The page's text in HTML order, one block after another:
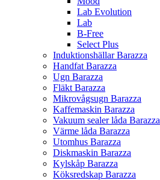
Lab Evolution
Lab
B-Free
Select Plus
Induktionshällar Barazza
Handfat Barazza
Ugn Barazza
Fläkt Barazza
Mikrovågsugn Barazza
Kaffemaskin Barazza
Vakuum sealer låda Barazza
Värme låda Barazza
Utomhus Barazza
Diskmaskin Barazza
Kylskåp Barazza
Köksredskap Barazza